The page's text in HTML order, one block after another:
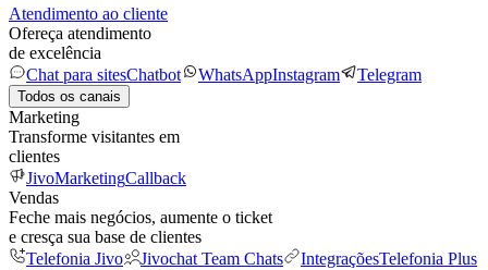
Atendimento ao cliente
Ofereça atendimento
de excelência
Chat para sitesChatbot WhatsAppInstagram Telegram
Todos os canais
Marketing
Transforme visitantes em
clientes
JivoMarketingCallback
Vendas
Feche mais negócios, aumente o ticket
e cresça sua base de clientes
Telefonia Jivo
Jivochat Team Chats IntegraçõesTelefonia Plus